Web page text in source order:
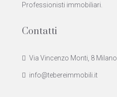
Professionisti immobiliari.
Contatti
Via Vincenzo Monti, 8 Milano
info@tebereimmobili.it